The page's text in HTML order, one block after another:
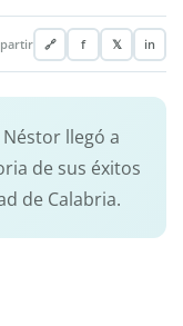
🔗 f 𝕏 in
llegó a
de sus éxitos
de Calabria.